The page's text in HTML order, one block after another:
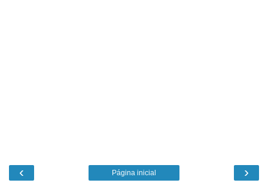
‹ ›
Página inicial